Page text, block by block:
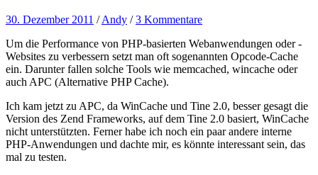
30. Dezember 2011 /Andy /3 Kommentare
Um die Performance von PHP-basierten Webanwendungen oder -
Websites zu verbessern setzt man oft sogenannten Opcode-Cache
ein. Darunter fallen solche Tools wie memcached, wincache oder
auch APC (Alternative PHP Cache).
Ich kam jetzt zu APC, da WinCache und Tine 2.0, besser gesagt die
Version des Zend Frameworks, auf dem Tine 2.0 basiert, WinCache
nicht unterstützten. Ferner habe ich noch ein paar andere interne
PHP-Anwendungen und dachte mir, es könnte interessant sein, das
mal zu testen.